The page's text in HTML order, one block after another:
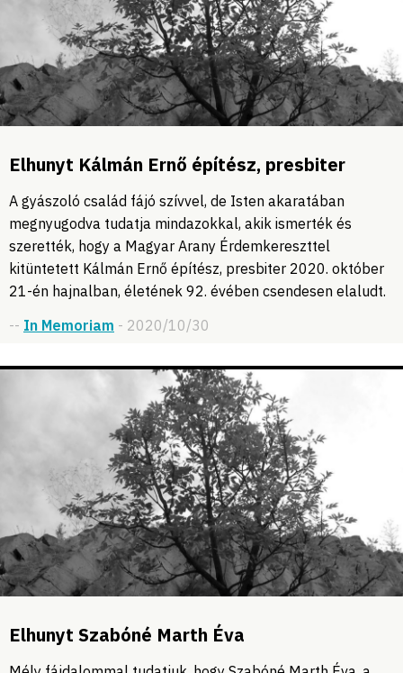
Elhunyt Kálmán Ernő építész, presbiter
A gyászoló család fájó szívvel, de Isten akaratában
megnyugodva tudatja mindazokkal, akik ismerték és
szerették, hogy a Magyar Arany Érdemkereszttel
kitüntetett Kálmán Ernő építész, presbiter 2020. október
21-én hajnalban, életének 92. évében csendesen elaludt.
-- In Memoriam - 2020/10/30
Elhunyt Szabóné Marth Éva